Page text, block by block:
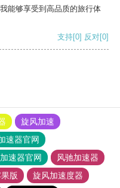
能够享受到高品质的旅行体
支持[0] 反对[0]
旋风加速
速器官网
速器官网
风驰加速器
版
旋风加速度器